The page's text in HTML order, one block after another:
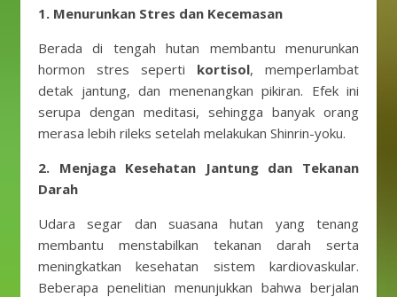
1. Menurunkan Stres dan Kecemasan
Berada di tengah hutan membantu menurunkan
hormon stres seperti kortisol, memperlambat
detak jantung, dan menenangkan pikiran. Efek ini
serupa dengan meditasi, sehingga banyak orang
merasa lebih rileks setelah melakukan Shinrin-yoku.
2. Menjaga Kesehatan Jantung dan Tekanan
Darah
Udara segar dan suasana hutan yang tenang
membantu menstabilkan tekanan darah serta
meningkatkan kesehatan sistem kardiovaskular.
Beberapa penelitian menunjukkan bahwa berjalan